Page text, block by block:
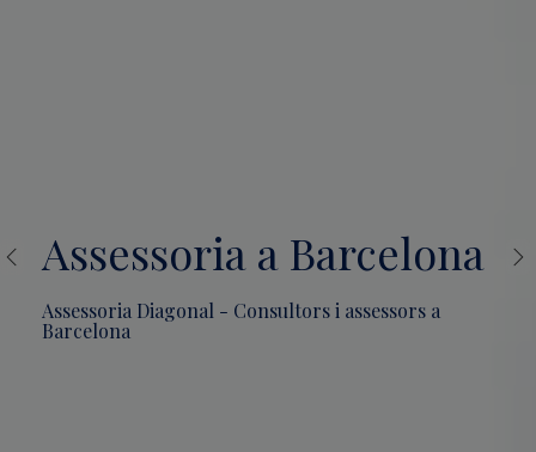
Assessoria a Barcelona
Assessoria Diagonal - Consultors i assessors a
Barcelona